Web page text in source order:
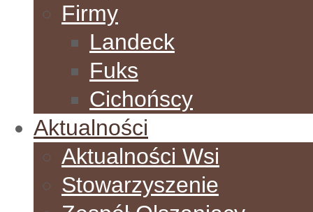
Firmy
Landeck
Fuks
Cichońscy
Aktualności
Aktualności Wsi
Stowarzyszenie